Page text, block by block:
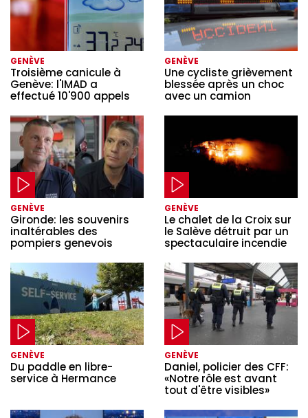
GENÈVE
Troisième canicule à
Genève: l'IMAD a
effectué 10'900 appels
GENÈVE
Une cycliste grièvement
blessée après un choc
avec un camion
GENÈVE
Gironde: les souvenirs
inaltérables des
pompiers genevois
GENÈVE
Le chalet de la Croix sur
le Salève détruit par un
spectaculaire incendie
GENÈVE
Du paddle en libre-
service à Hermance
GENÈVE
Daniel, policier des CFF:
«Notre rôle est avant
tout d'être visibles»